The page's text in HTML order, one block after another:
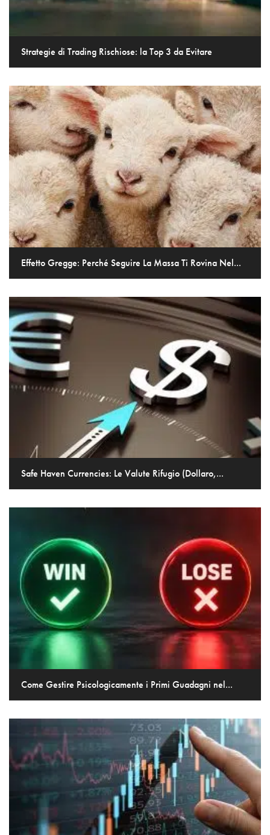
Strategie di Trading Rischiose: la Top 3 da Evitare
Effetto Gregge: Perché Seguire La Massa Ti Rovina Nel...
Safe Haven Currencies: Le Valute Rifugio (Dollaro,...
Come Gestire Psicologicamente i Primi Guadagni nel...